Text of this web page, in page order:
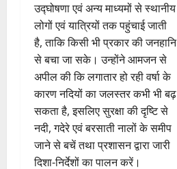
उद्घोषणा एवं अन्य माध्यमों से स्थानीय
लोगों एवं यात्रियों तक पहुंचाई जाती
है, ताकि किसी भी प्रकार की जनहानि
से बचा जा सके। उन्होंने आमजन से
अपील की कि लगातार हो रही वर्षा के
कारण नदियों का जलस्तर कभी भी बढ़
सकता है, इसलिए सुरक्षा की दृष्टि से
नदी, गदेरे एवं बरसाती नालों के समीप
जाने से बचें तथा प्रशासन द्वारा जारी
दिशा-निर्देशों का पालन करें।